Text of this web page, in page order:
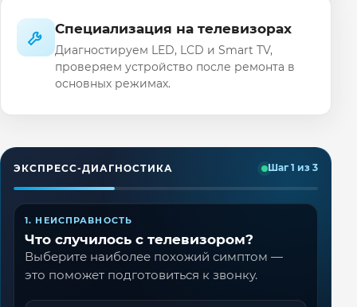
Специализация на телевизорах
Диагностируем LED, LCD и Smart TV,
проверяем устройство после ремонта в
основных режимах.
ЭКСПРЕСС-ДИАГНОСТИКА Шаг 1 из 3
1. НЕИСПРАВНОСТЬ
Что случилось с телевизором?
Выберите наиболее похожий симптом —
это поможет подготовиться к звонку.